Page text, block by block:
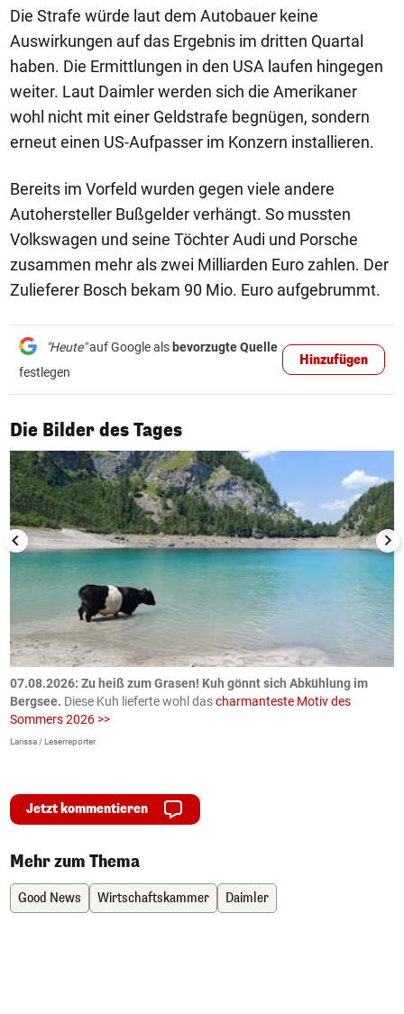
Die Strafe würde laut dem Autobauer keine
Auswirkungen auf das Ergebnis im dritten Quartal
haben. Die Ermittlungen in den USA laufen hingegen
weiter. Laut Daimler werden sich die Amerikaner
wohl nicht mit einer Geldstrafe begnügen, sondern
erneut einen US-Aufpasser im Konzern installieren.
Bereits im Vorfeld wurden gegen viele andere
Autohersteller Bußgelder verhängt. So mussten
Volkswagen und seine Töchter Audi und Porsche
zusammen mehr als zwei Milliarden Euro zahlen. Der
Zulieferer Bosch bekam 90 Mio. Euro aufgebrummt.
"Heute"auf Google als bevorzugte Quelle
festlegen
Hinzufügen
Die Bilder des Tages
1/50
07.08.2026: Zu heiß zum Grasen! Kuh gönnt sich Abkühlung im
Bergsee. Diese Kuh lieferte wohl dascharmanteste Motiv des
Sommers 2026 >>
Larissa / Leserreporter
Jetzt kommentieren
Mehr zum Thema
Good News Wirtschaftskammer Daimler